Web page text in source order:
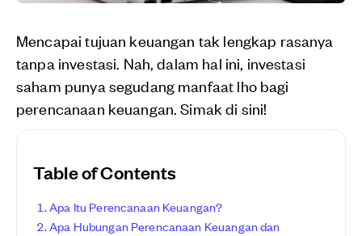
Mencapai tujuan keuangan tak lengkap rasanya
tanpa investasi. Nah, dalam hal ini, investasi
saham punya segudang manfaat lho bagi
perencanaan keuangan. Simak di sini!
Table of Contents
Apa Itu Perencanaan Keuangan?
Apa Hubungan Perencanaan Keuangan dan